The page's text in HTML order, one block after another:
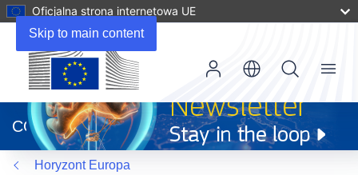
Skip to main content
Oficjalna strona internetowa UE
otworzy
się
w
nowym
CORDIS
Menu
Horyzont Europa